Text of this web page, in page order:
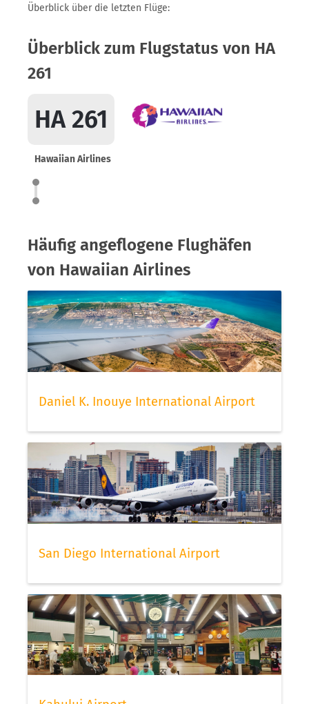
Überblick über die letzten Flüge:
Überblick zum Flugstatus von HA
261
HA 261
Hawaiian Airlines
Häufig angeflogene Flughäfen
von Hawaiian Airlines
Daniel K. Inouye International Airport
San Diego International Airport